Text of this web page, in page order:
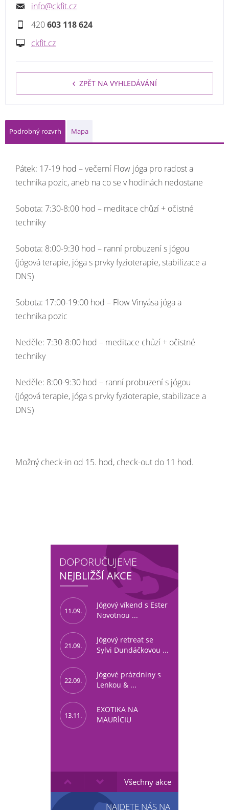
info@ckfit.cz
420603 118 624
ckfit.cz
ZPĚT NA VYHLEDÁVÁNÍ
Podrobný rozvrh Mapa
Pátek: 17-19 hod – večerní Flow jóga pro radost a
technika pozic, aneb na co se v hodinách nedostane
Sobota: 7:30-8:00 hod – meditace chůzí + očistné
techniky
Sobota: 8:00-9:30 hod – ranní probuzení s jógou
(jógová terapie, jóga s prvky fyzioterapie, stabilizace a
DNS)
Sobota: 17:00-19:00 hod – Flow Vinyása jóga a
technika pozic
Neděle: 7:30-8:00 hod – meditace chůzí + očistné
techniky
Neděle: 8:00-9:30 hod – ranní probuzení s jógou
(jógová terapie, jóga s prvky fyzioterapie, stabilizace a
DNS)
Možný check-in od 15. hod, check-out do 11 hod.
DOPORUČUJEME
NEJBLIŽŠÍ AKCE
11.09.
Jógový víkend s Ester
Novotnou ...
21.09.
Jógový retreat se
Sylvi Dundáčkovou ...
22.09.
Jógové prázdniny s
Lenkou & ...
13.11.
EXOTIKA NA
MAURÍCIU
Všechny akce
NAJDETE NÁS NA